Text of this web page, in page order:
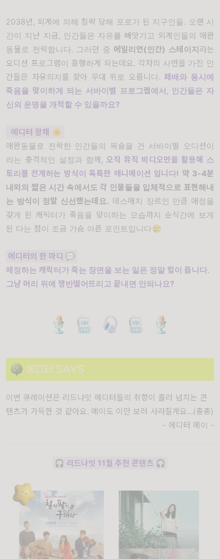
2038년, 외계에 의해 침략 당해 포로가 된 지구인들. 오랜 시
간이 지난 지금, 인간들은 자유를 빼앗기고 외계인들의 애완
동물로 전락합니다. 그러던 중 에일리언(인간) 스테이지 라는
오디션 프로그램이 흥행하게 되는데요. 각자의 사연을 가진 인
간들은 자유의지를 찾아 무대 위로 오릅니다. 패배와 동시에
죽음을 맞이하게 되는 서바이벌 프로그램에서, 인간들은 자
신의 운명을 개척할 수 있을까요?
에디터 광채 🌞
애완동물로 전락한 인간들의 목숨을 건 서바이벌 오디션이
라는 충격적인 설정과 함께,오직 뮤직 비디오만을 활용해 스
토리를 전개하는 방식이 독특한 애니메이션 입니다! 약 3-4분
내외의 짧은 시간 속에서도 각 인물들을 입체적으로 표현해내
는 방식이 정말 신선했는데요. 데스매치 장르인 만큼 애정을
갖게 된 캐릭터가 죽음을 맞이하는 모습까지 순식간에 보게
된 다는 점이 조금 가슴 아픈 포인트입니다🥲
에디터의 한 마디 💬
애정하는 캐릭터가 죽는 장면을 보는 일은 정말 힘이 듭니다.
그냥 머리 위에 쟁반떨어뜨리고 끝내면 안되나요?
이번 큐레이션은 리드나잇 에디터들의 취향이 흘러 넘치는 콘
텐츠가 가득한 것 같아요. 메이도 이만 보러 사라질게요...(총총)
- 에디터 메이 -
🎧 리드나잇 11월 추천 콘텐츠 🎧